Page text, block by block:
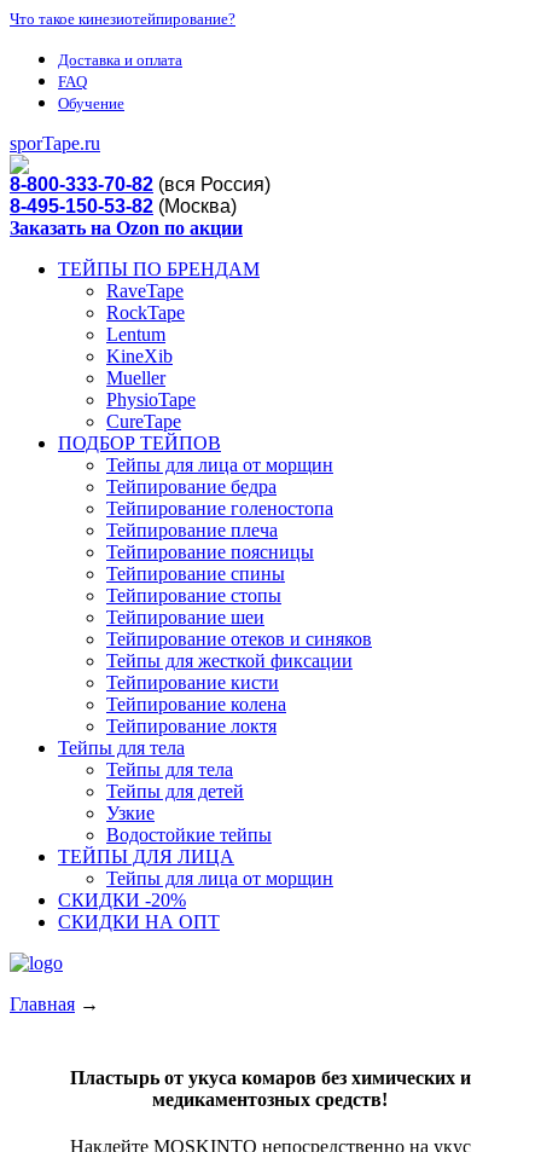
Что такое кинезиотейпирование?
Доставка и оплата
FAQ
Обучение
sporTape.ru
8-800-333-70-82 (вся Россия)
8-495-150-53-82 (Москва)
Заказать на Ozon по акции
ТЕЙПЫ ПО БРЕНДАМ
RaveTape
RockTape
Lentum
KineXib
Mueller
PhysioTape
CureTape
ПОДБОР ТЕЙПОВ
Тейпы для лица от морщин
Тейпирование бедра
Тейпирование голеностопа
Тейпирование плеча
Тейпирование поясницы
Тейпирование спины
Тейпирование стопы
Тейпирование шеи
Тейпирование отеков и синяков
Тейпы для жесткой фиксации
Тейпирование кисти
Тейпирование колена
Тейпирование локтя
Тейпы для тела
Тейпы для тела
Тейпы для детей
Узкие
Водостойкие тейпы
ТЕЙПЫ ДЛЯ ЛИЦА
Тейпы для лица от морщин
СКИДКИ -20%
СКИДКИ НА ОПТ
Главная →
Пластырь от укуса комаров без химических и
медикаментозных средств!
Наклейте MOSKINTO непосредственно на укус